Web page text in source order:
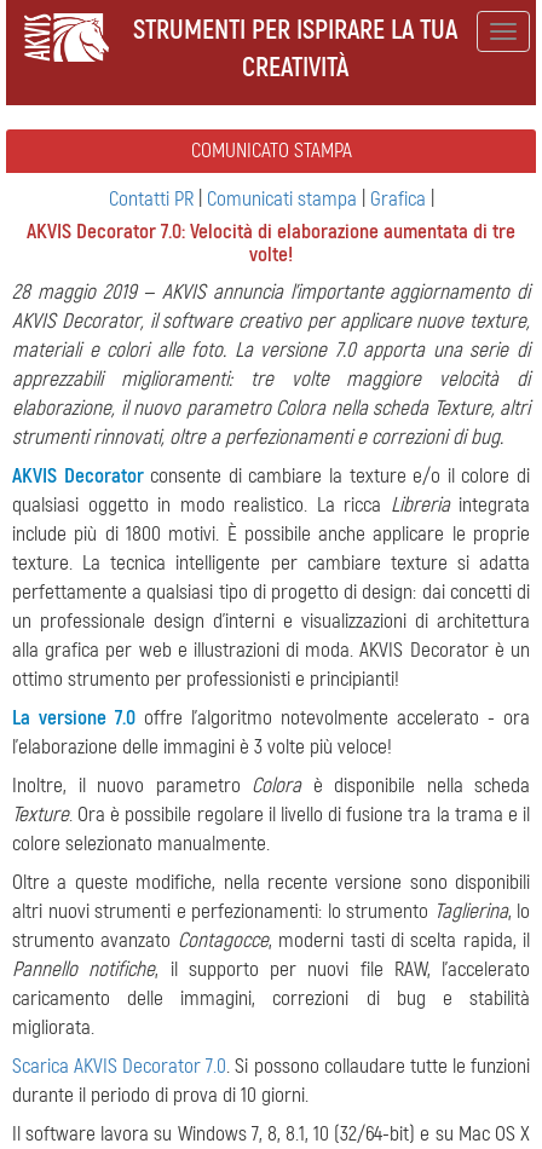
STRUMENTI PER ISPIRARE LA TUA
CREATIVITÀ
COMUNICATO STAMPA
Contatti PR| Comunicati stampa Grafica
AKVIS Decorator 7.0: Velocità di elaborazione aumentata di tre
volte!
28 maggio 2019 — AKVIS annuncia l'importante aggiornamento di
AKVIS Decorator, il software creativo per applicare nuove texture,
materiali e colori alle foto. La versione 7.0 apporta una serie di
apprezzabili miglioramenti: tre volte maggiore velocità di
elaborazione, il nuovo parametro Colora nella scheda Texture, altri
strumenti rinnovati, oltre a perfezionamenti e correzioni di bug.
AKVIS Decoratorconsente di cambiare la texture e/o il colore di
qualsiasi oggetto in modo realistico. La ricca Libreriaintegrata
include più di 1800 motivi. È possibile anche applicare le proprie
texture. La tecnica intelligente per cambiare texture si adatta
perfettamente a qualsiasi tipo di progetto di design: dai concetti di
un professionale design d'interni e visualizzazioni di architettura
alla grafica per web e illustrazioni di moda. AKVIS Decorator è un
ottimo strumento per professionisti e principianti!
La versione 7.0 offre l'algoritmo notevolmente accelerato - ora
l'elaborazione delle immagini è 3 volte più veloce!
Inoltre, il nuovo parametro Coloraè disponibile nella scheda
Texture. Ora è possibile regolare il livello di fusione tra la trama e il
colore selezionato manualmente.
Oltre a queste modifiche, nella recente versione sono disponibili
altri nuovi strumenti e perfezionamenti: lo strumento Taglierina, lo
strumento avanzato Contagocce, moderni tasti di scelta rapida, il
Pannello notifiche, il supporto per nuovi file RAW, l'accelerato
caricamento delle immagini, correzioni di bug e stabilità
migliorata.
Scarica AKVIS Decorator 7.0. Si possono collaudare tutte le funzioni
durante il periodo di prova di 10 giorni.
Il software lavora su Windows 7, 8, 8.1, 10 (32/64-bit) e su Mac OS X